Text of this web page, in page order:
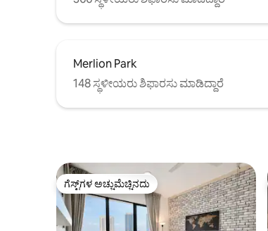
Merlion Park
148 ಸ್ಥಳೀಯರು ಶಿಫಾರಸು ಮಾಡಿದ್ದಾರೆ
ಗೆಸ್ಟ್‌ಗಳ ಅಚ್ಚುಮೆಚ್ಚಿನದು
ಗೆಸ್ಟ್‌ಗಳ ಅಚ್ಚುಮೆಚ್ಚಿನದು